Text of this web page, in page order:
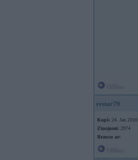
restar79
Kopš: 24. Jan 2010
Ziņojumi: 2974
Braucu ar: